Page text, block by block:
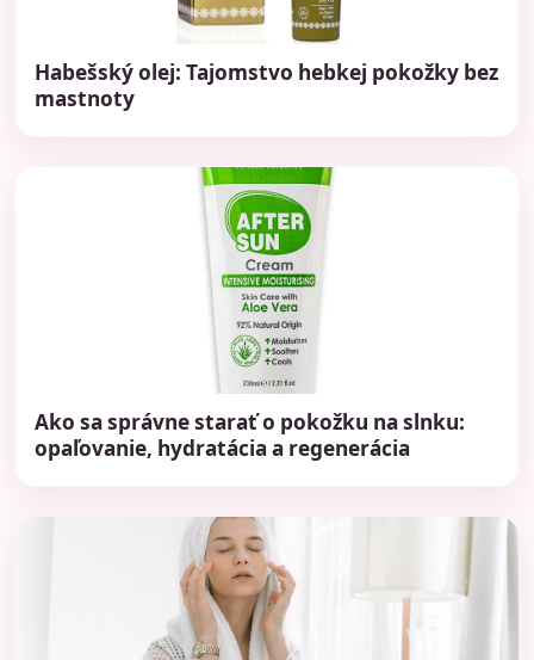
Habešský olej: Tajomstvo hebkej pokožky bez
mastnoty
Ako sa správne starať o pokožku na slnku:
opaľovanie, hydratácia a regenerácia